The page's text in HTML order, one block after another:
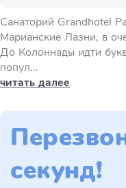
Санаторий Grandhotel
Марианские Лазни, в
До Колоннады идти
попул...
читать далее
секунд!